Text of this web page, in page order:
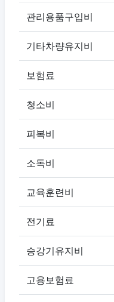
관리용품구입비
기타차량유지비
보험료
청소비
피복비
소독비
교육훈련비
전기료
승강기유지비
고용보험료